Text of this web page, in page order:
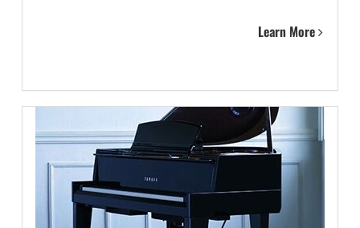
Learn More